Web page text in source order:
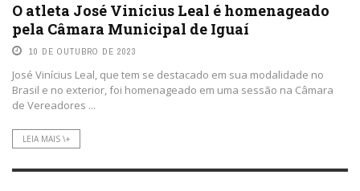
O atleta José Vinícius Leal é homenageado
pela Câmara Municipal de Iguaí
10 DE OUTUBRO DE 2023
José Vinícius Leal, que tem se destacado em sua modalidade no
Brasil e no exterior, foi homenageado em uma sessão na Câmara
de Vereadores ...
LEIA MAIS \+